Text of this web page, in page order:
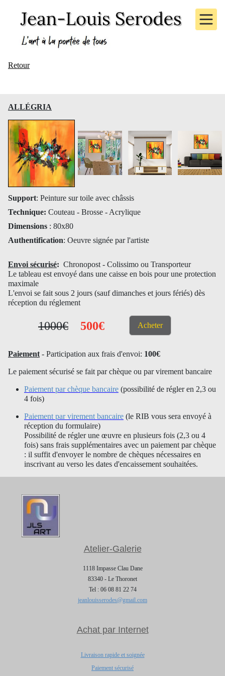
Retour
ALLÉGRIA
Support: Peinture sur toile avec châssis
Technique: Couteau - Brosse - Acrylique
Dimensions : 80x80
Authentification: Oeuvre signée par l'artiste
Envoi sécurisé: Chronopost - Colissimo ou Transporteur
Le tableau est envoyé dans une caisse en bois pour une protection
maximale
L'envoi se fait sous 2 jours (sauf dimanches et jours fériés) dès
réception du réglement
1000€ 500€ Acheter
Paiement - Participation aux frais d'envoi: 100€
Le paiement sécurisé se fait par chèque ou par virement bancaire
Paiement par chèque bancaire (possibilité de régler en 2,3 ou
4 fois)
Paiement par virement bancaire (le RIB vous sera envoyé à
réception du formulaire)
Possibilité de régler une œuvre en plusieurs fois (2,3 ou 4
fois) sans frais supplémentaires avec un paiement par chèque
: il suffit d'envoyer le nombre de chèques nécessaires en
inscrivant au verso les dates d'encaissement souhaitées.
Atelier-Galerie
1118 Impasse Clau Dane
83340 - Le Thoronet
Tel : 06 08 81 22 74
jeanlouisserodes@gmail.com
Achat par Internet
Livraison rapide et soignée
Paiement sécurisé